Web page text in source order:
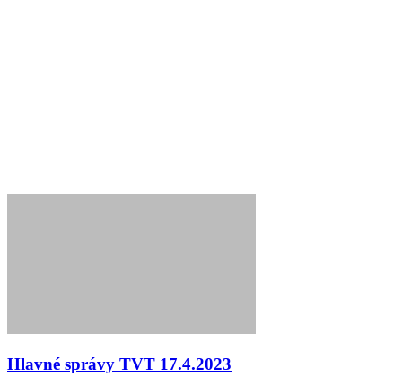
Hlavné správy TVT 17.4.2023